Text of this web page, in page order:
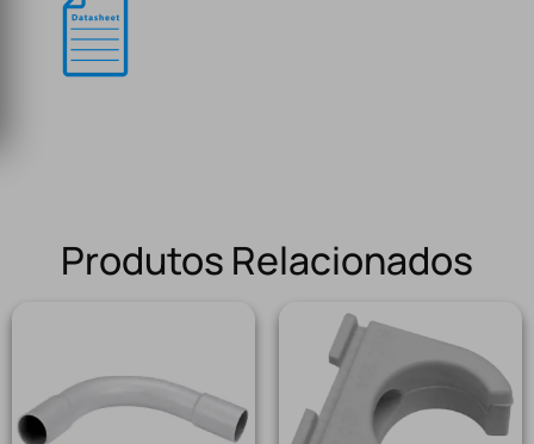
Produtos Relacionados